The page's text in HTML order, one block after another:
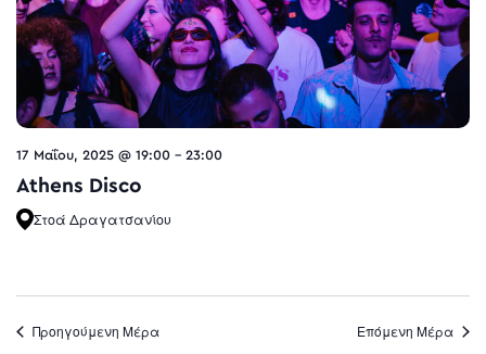
17 Μαΐου, 2025 @ 19:00 - 23:00
Athens Disco
Στοά Δραγατσανίου
Προηγούμενη Μέρα Επόμενη Μέρα